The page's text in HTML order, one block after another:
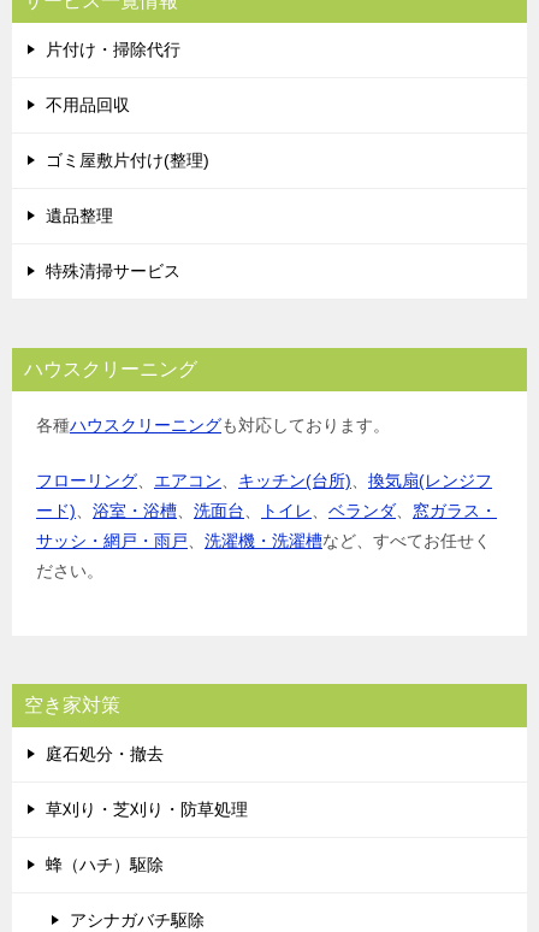
ゲ
ー
シ
片付け・掃除代行
不用品回収
ゴミ屋敷片付け(整理)
遺品整理
特殊清掃サービス
ハウスクリーニング
各種ハウスクリーニングも対応しております。
フローリング、 エアコン、 キッチン(台所)、 換気扇(レンジフ
ード)、 浴室・浴槽、 洗面台、 トイレ、 ベランダ、 窓ガラス・
サッシ・網戸・雨戸、 洗濯機・洗濯槽など、すべてお任せく
ださい。
空き家対策
庭石処分・撤去
草刈り・芝刈り・防草処理
蜂（ハチ）駆除
アシナガバチ駆除